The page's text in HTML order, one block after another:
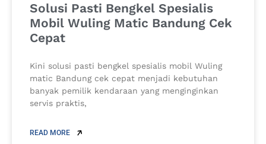
Solusi Pasti Bengkel Spesialis
Mobil Wuling Matic Bandung Cek
Cepat
Kini solusi pasti bengkel spesialis mobil Wuling
matic Bandung cek cepat menjadi kebutuhan
banyak pemilik kendaraan yang menginginkan
servis praktis,
READ MORE